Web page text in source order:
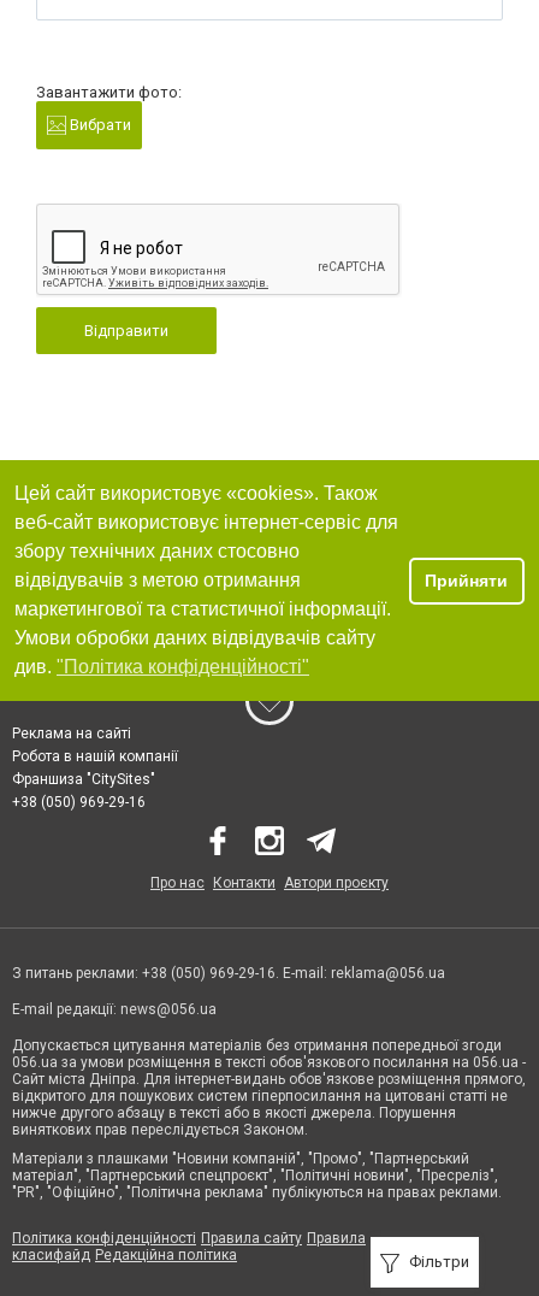
Завантажити фото:
Вибрати
Відправити
Фільтри
Цей сайт використовує «cookies». Також
веб-сайт використовує інтернет-сервіс для
збору технічних даних стосовно
відвідувачів з метою отримання
маркетингової та статистичної інформації.
Умови обробки даних відвідувачів сайту
див. "Політика конфіденційності"
Прийняти
Реклама на сайті
Робота в нашій компанії
Франшиза "CitySites"
+38 (050) 969-29-16
Про нас Контакти Автори проєкту
З питань реклами: +38 (050) 969-29-16. E-mail: reklama@056.ua
E-mail редакції: news@056.ua
Допускається цитування матеріалів без отримання попередньої згоди
056.ua за умови розміщення в тексті обов'язкового посилання на 056.ua -
Сайт міста Дніпра. Для інтернет-видань обов'язкове розміщення прямого,
відкритого для пошукових систем гіперпосилання на цитовані статті не
нижче другого абзацу в тексті або в якості джерела. Порушення
виняткових прав переслідується Законом.
Матеріали з плашками "Новини компаній", "Промо", "Партнерський
матеріал", "Партнерський спецпроєкт", "Політичні новини", "Пресреліз",
"PR", "Офіційно", "Політична реклама" публікуються на правах реклами.
Політика конфіденційності Правила сайту Правила
класифайд Редакційна політика